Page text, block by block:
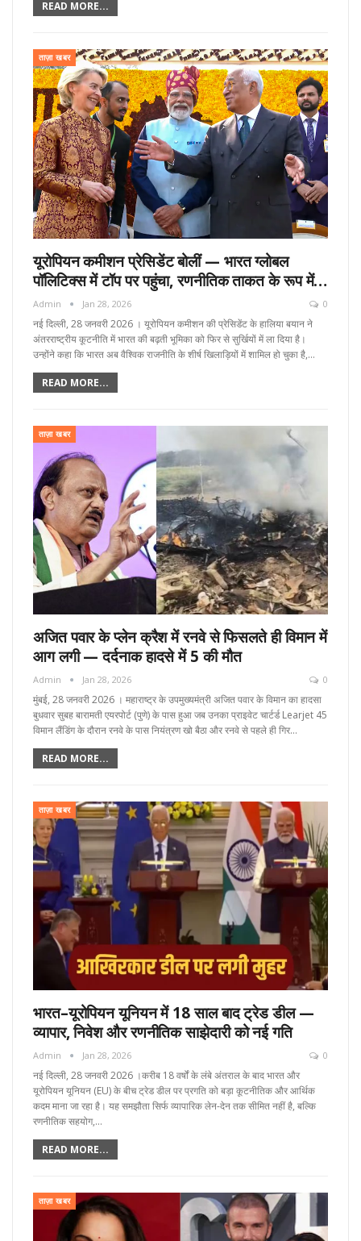
READ MORE...
ताज़ा खबर
यूरोपियन कमीशन प्रेसिडेंट बोलीं — भारत ग्लोबल
पॉलिटिक्स में टॉप पर पहुंचा, रणनीतिक ताकत के रूप में…
Admin Jan 28, 2026 0
नई दिल्ली, 28 जनवरी 2026 । यूरोपियन कमीशन की प्रेसिडेंट के हालिया बयान ने
अंतरराष्ट्रीय कूटनीति में भारत की बढ़ती भूमिका को फिर से सुर्खियों में ला दिया है।
उन्होंने कहा कि भारत अब वैश्विक राजनीति के शीर्ष खिलाड़ियों में शामिल हो चुका है,…
READ MORE...
ताज़ा खबर
अजित पवार के प्लेन क्रैश में रनवे से फिसलते ही विमान में
आग लगी — दर्दनाक हादसे में 5 की मौत
Admin Jan 28, 2026 0
मुंबई, 28 जनवरी 2026 । महाराष्ट्र के उपमुख्यमंत्री अजित पवार के विमान का हादसा
बुधवार सुबह बारामती एयरपोर्ट (पुणे) के पास हुआ जब उनका प्राइवेट चार्टर्ड Learjet 45
विमान लैंडिंग के दौरान रनवे के पास नियंत्रण खो बैठा और रनवे से पहले ही गिर…
READ MORE...
ताज़ा खबर
भारत–यूरोपियन यूनियन में 18 साल बाद ट्रेड डील —
व्यापार, निवेश और रणनीतिक साझेदारी को नई गति
Admin Jan 28, 2026 0
नई दिल्ली, 28 जनवरी 2026 ।करीब 18 वर्षों के लंबे अंतराल के बाद भारत और
यूरोपियन यूनियन (EU) के बीच ट्रेड डील पर प्रगति को बड़ा कूटनीतिक और आर्थिक
कदम माना जा रहा है। यह समझौता सिर्फ व्यापारिक लेन-देन तक सीमित नहीं है, बल्कि
रणनीतिक सहयोग,…
READ MORE...
ताज़ा खबर